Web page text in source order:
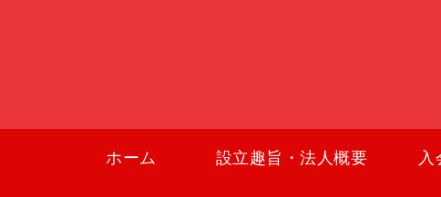
ホーム 設立趣旨・法人概要